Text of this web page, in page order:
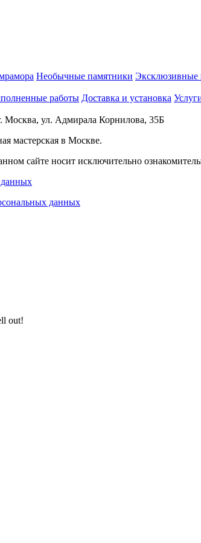
Необычные памятники Эксклюзивные
работы Доставка и установка
Москва, ул. Адмирала Корнилова, 35Б
мастерская в Москве.
сайте носит исключительно
данных
данных
out!